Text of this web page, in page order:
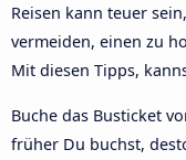
Reisen kann teuer
vermeiden, einen zu
Mit diesen Tipps,
Buche das Busticket
früher Du buchst,